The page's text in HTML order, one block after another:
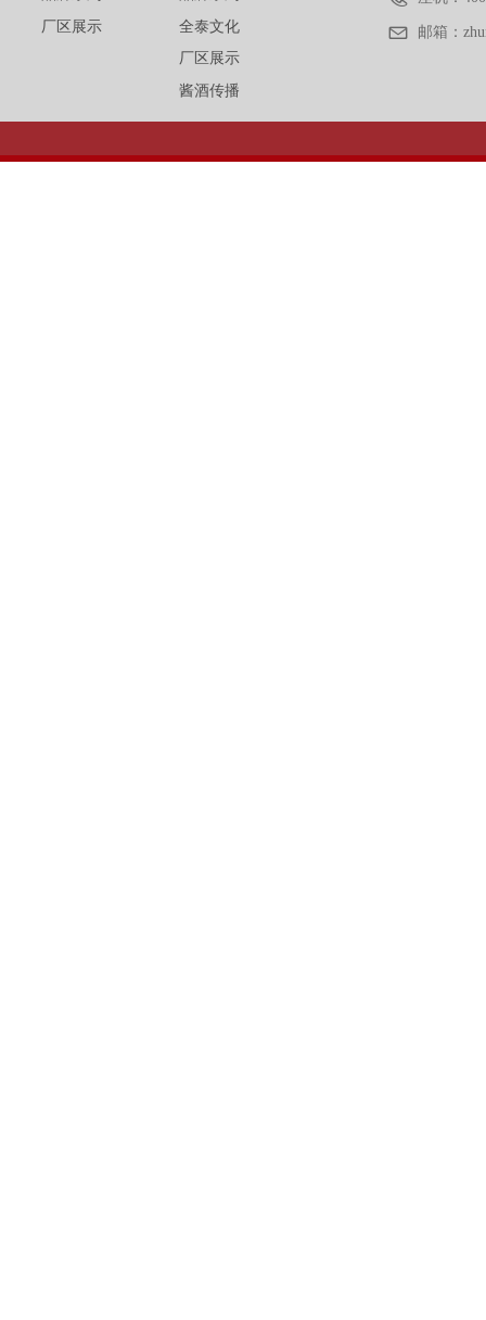
全泰文化
厂区展示
酱酒传播
厂区展示
邮箱：